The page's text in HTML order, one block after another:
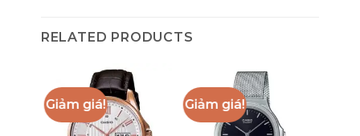
RELATED PRODUCTS
Giảm giá! Giảm giá!